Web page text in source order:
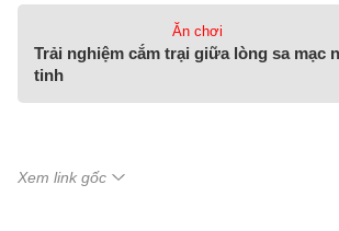
Ăn chơi
Trải nghiệm cắm trại giữa lòng sa mạc
tinh
Xem link gốc